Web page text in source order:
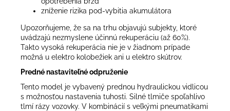
zníženie rizika pod-vybitia akumulátora
Upozorňujeme, že sa na trhu objavujú subjekty, ktoré
uvádzajú nezmyslene účinnú rekuperáciu (až 60%).
Takto vysoká rekuperácia nie je v žiadnom prípade
možná u elektro kolobežiek ani u elektro skútrov.
Predné nastaviteľné odpruženie
Tento model je vybavený prednou hydraulickou vidlicou
s možnosťou nastavenia tuhosti. Silné tlmiče spoľahlivo
tlmí rázy vozovky. V kombinácií s veľkými pneumatikami